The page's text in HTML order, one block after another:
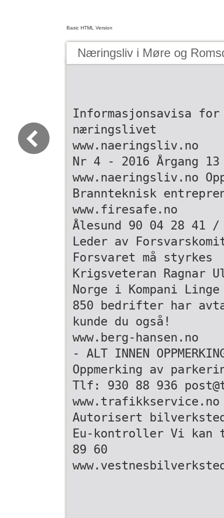
Basic HTML Version
Næringsliv i Møre og
Informasjonsavisa for
næringslivet
www.naeringsliv.no
Nr 4 - 2016 Årgang 13
www.naeringsliv.no
Brannteknisk
www.firesafe.no
Ålesund 90 04 28 41
Leder av
Forsvaret må styrkes
Krigsveteran Ragnar
Norge i Kompani Linge
850 bedrifter har
kunde du også!
www.berg-hansen.no
- ALT INNEN
Oppmerking av
Tlf: 930 88 936
www.trafikkservice.no
Autorisert
Eu-kontroller Vi
89 60